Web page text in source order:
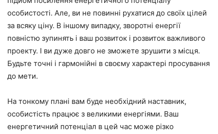
особистості. Але, ви не повинні рухатися до своїх цілей
за всяку ціну. В іншому випадку, зворотні енергії
повністю зупинять і ваш розвиток і розвиток важливого
проекту. І ви дуже довго не зможете зрушити з місця.
Будьте точні і гармонійні в своєму характері просування
до мети.
На тонкому плані вам буде необхідний наставник,
особистість працює з великими енергіями. Ваш
енергетичний потенціал в цей час може різко